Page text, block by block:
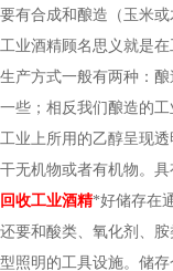
要有合成和酿造（玉米
工业酒精顾名思义就是
生产方式一般有两种：
一些；相反我们酿造的
工业上所用的乙醇呈现
干无机物或者有机物。
回收工业酒精*好储存在
还要和酸类、氧化剂、
型照明的工具设施。储